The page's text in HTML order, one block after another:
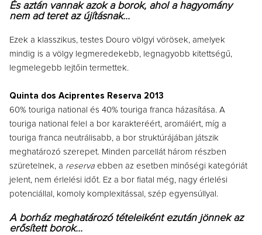
És aztán vannak azok a borok, ahol a hagyomány
nem ad teret az újításnak...
Ezek a klasszikus, testes Douro völgyi vörösek, amelyek
mindig is a völgy legmeredekebb, legnagyobb kitettségű,
legmelegebb lejtőin termettek.
Quinta dos Aciprentes Reserva 2013
60% touriga national és 40% touriga franca házasítása. A
touriga national felel a bor karakteréért, aromáiért, míg a
touriga franca neutrálisabb, a bor struktúrájában játszik
meghatározó szerepet. Minden parcellát három részben
szüretelnek, a reserva ebben az esetben minőségi kategóriát
jelent, nem érlelési időt. Ez a bor fiatal még, nagy érlelési
potenciállal, komoly komplexitással, szép egyensúllyal.
A borház meghatározó tételeiként ezután jönnek az
erősített borok...